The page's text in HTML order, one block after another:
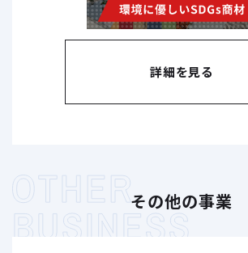
詳細を見る
その他の事業